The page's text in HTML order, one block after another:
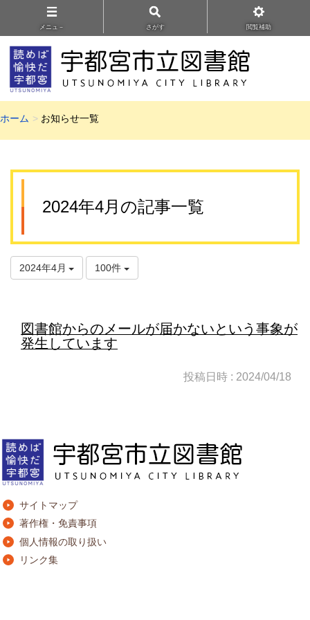
メニュ－ さがす 閲覧補助
ホーム お知らせ一覧
2024年4月の記事一覧
2024年4月 100件
図書館からのメールが届かないという事象が
発生しています
投稿日時 : 2024/04/18
サイトマップ
著作権・免責事項
個人情報の取り扱い
リンク集